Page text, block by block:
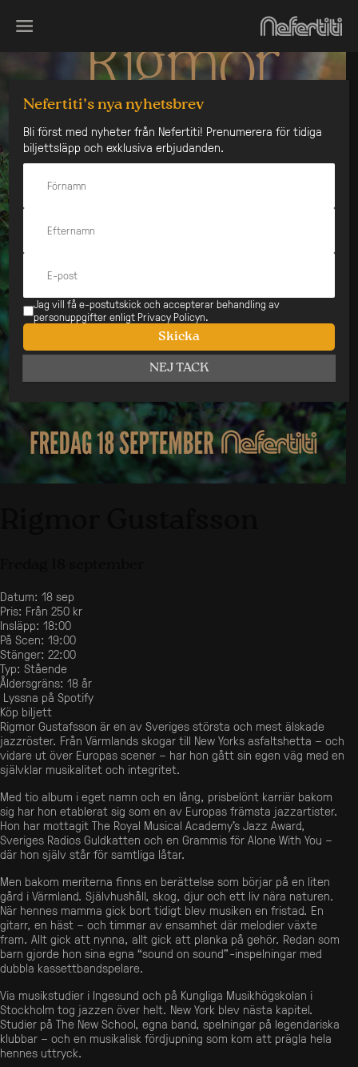
content
Datum: 18 sep
Pris: Från 250 kr
Insläpp: 18:00
På Scen: 19:00
Stänger: 22:00
Typ: Stående
Åldersgräns: 18 år
Lyssna på Spotify
Köp biljett
Rigmor Gustafsson är en av Sveriges största och mest älskade
jazzröster. Från Värmlands skogar till New Yorks asfaltshetta – och
vidare ut över Europas scener – har hon gått sin egen väg med en
självklar musikalitet och integritet.
Med tio album i eget namn och en lång, prisbelönt karriär bakom
sig har hon etablerat sig som en av Europas främsta jazzartister.
Hon har mottagit The Royal Musical Academy’s Jazz Award,
Sveriges Radios Guldkatten och en Grammis för Alone With You –
där hon själv står för samtliga låtar.
Men bakom meriterna finns en berättelse som börjar på en liten
gård i Värmland. Självhushåll, skog, djur och ett liv nära naturen.
När hennes mamma gick bort tidigt blev musiken en fristad. En
gitarr, en häst – och timmar av ensamhet där melodier växte
fram. Allt gick att nynna, allt gick att planka på gehör. Redan som
barn gjorde hon sina egna “sound on sound”-inspelningar med
dubbla kassettbandspelare.
Via musikstudier i Ingesund och på Kungliga Musikhögskolan i
Stockholm tog jazzen över helt. New York blev nästa kapitel.
Studier på The New School, egna band, spelningar på legendariska
klubbar – och en musikalisk fördjupning som kom att prägla hela
hennes uttryck.
Nefertiti’s nya nyhetsbrev
Bli först med nyheter från Nefertiti! Prenumerera för tidiga
biljettsläpp och exklusiva erbjudanden.
Jag vill få e-postutskick och accepterar behandling av
personuppgifter enligt Privacy Policyn.
Skicka
NEJ TACK